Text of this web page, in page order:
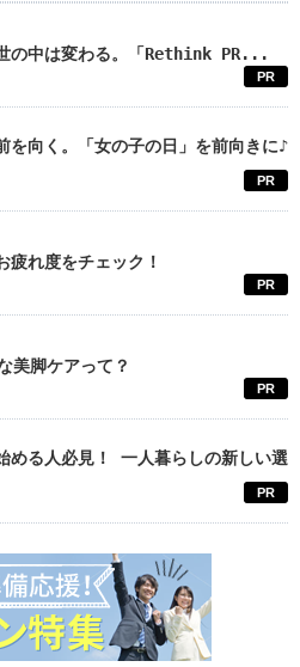
の中は変わる。「Rethink PR...
PR
を向く。「女の子の日」を前向きに♪
PR
疲れ度をチェック！
PR
美脚ケアって？
PR
める人必見！ 一人暮らしの新しい選
PR